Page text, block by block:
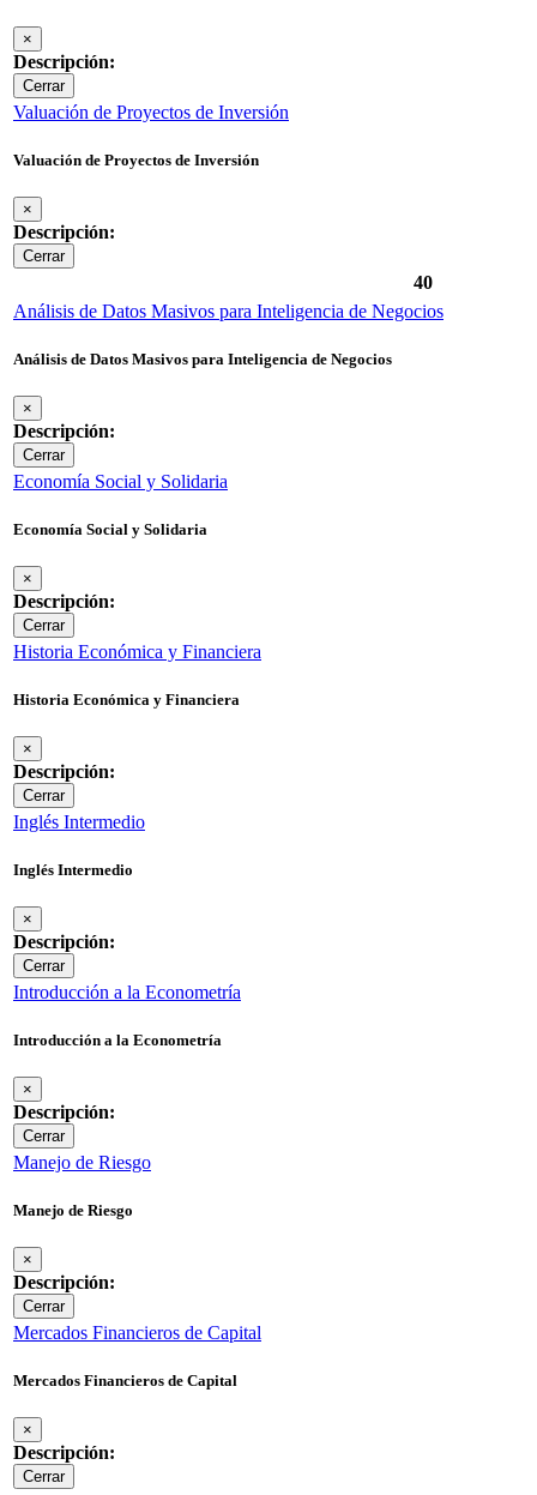
×
Descripción:
Cerrar
Valuación de Proyectos de Inversión
Valuación de Proyectos de Inversión
×
Descripción:
Cerrar
40
Análisis de Datos Masivos para Inteligencia de Negocios
Análisis de Datos Masivos para Inteligencia de Negocios
×
Descripción:
Cerrar
Economía Social y Solidaria
Economía Social y Solidaria
×
Descripción:
Cerrar
Historia Económica y Financiera
Historia Económica y Financiera
×
Descripción:
Cerrar
Inglés Intermedio
Inglés Intermedio
×
Descripción:
Cerrar
Introducción a la Econometría
Introducción a la Econometría
×
Descripción:
Cerrar
Manejo de Riesgo
Manejo de Riesgo
×
Descripción:
Cerrar
Mercados Financieros de Capital
Mercados Financieros de Capital
×
Descripción:
Cerrar